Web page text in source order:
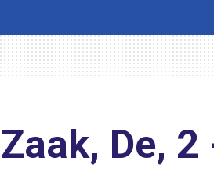
Zaak, De, 2